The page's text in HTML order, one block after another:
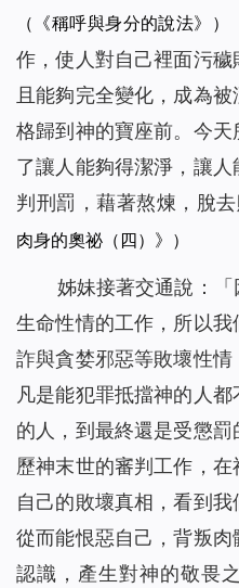
（《稱呼與身分的說法》）
作，使人對自己裡面污
且能夠完全變化，成為
格歸到神的寶座前。今
了讓人能夠得潔淨，讓
判刑罰，藉著熬煉，脫去
肉身的奧祕（四）》）
姊妹接著交通說：
生命性情的工作，所以
詐與貪婪邪惡等敗壞性情
凡是能犯罪抵擋神的人
的人，到最終還是受懲
歷神末世的審判工作，
自己的敗壞真相，看到我
從而能恨惡自己，背叛
認識，產生對神的敬畏